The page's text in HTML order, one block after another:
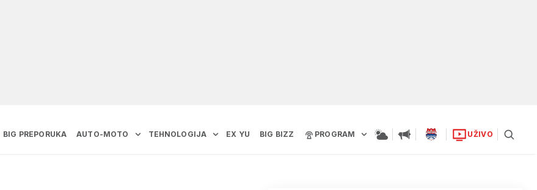
BIG PREPORUKA AUTO-MOTO TEHNOLOGIJA EX YU BIG BIZZ PROGRAM UŽIVO